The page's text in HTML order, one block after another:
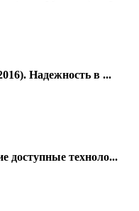
Надежность в ...
доступные техноло...